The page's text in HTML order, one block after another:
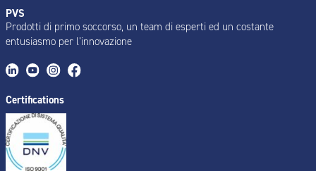
PVS
Prodotti di primo soccorso, un team di esperti ed un costante
entusiasmo per l’innovazione
Certifications